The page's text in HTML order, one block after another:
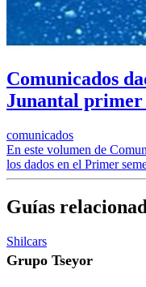
Comunicados
Junantal primer
comunicados
En este volumen de
los dados en el Primer
Guías
Shilcars
Grupo Tseyor